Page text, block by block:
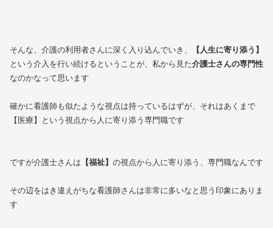
そんな、介護の利用者さんに深く入り込んでいき、
【人生に寄り添う】
という介入を行い続けるということが、私から見た介護士さんの専門性
なのかなって思います
確かに看護師も似たような視点は持っているはずが、それはあくまで
【医療】という視点から人に寄り添う専門職です
ですが介護士さんは 【福祉】 の視点から人に寄り添う、専門職なんです
その辺をはき違えがちな看護師さんは非常に多いなと思う印象にありま
す